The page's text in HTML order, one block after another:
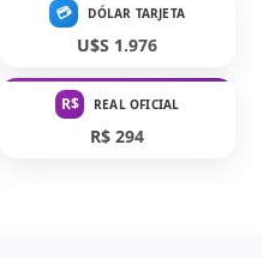
💳 DÓLAR TARJETA
U$S 1.976
R$ REAL OFICIAL
R$ 294